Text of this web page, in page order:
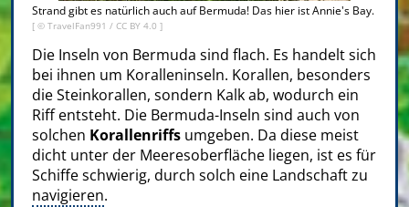
Strand gibt es natürlich auch auf Bermuda! Das hier ist Annie's Bay.
[ © TravelFan991 / CC BY 4.0 ]
Die Inseln von Bermuda sind flach. Es handelt sich
bei ihnen um Koralleninseln. Korallen, besonders
die Steinkorallen, sondern Kalk ab, wodurch ein
Riff entsteht. Die Bermuda-Inseln sind auch von
solchen Korallenriffs umgeben. Da diese meist
dicht unter der Meeresoberfläche liegen, ist es für
Schiffe schwierig, durch solch eine Landschaft zu
navigieren.